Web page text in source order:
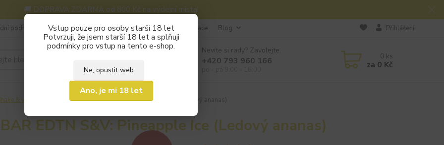
🚚 DOPRAVA ZDARMA od 800 Kč na výdejní místa!
Vstup pouze pro osoby starší 18 let
Potvrzuji, že jsem starší 18 let a splňuji
podmínky pro vstup na tento e-shop.
Ne, opustit web
Ano, je mi 18 let
podmínky Kontakty Často kladené otázky (FAQ) Reklamace Blog Přihlášení
Nevíte si rady? Zavolejte.
+420 793 960 166 0 ks
za 0 Kč
& vape Riot BAR EDTN S&V: Pineapple Ice (Ledový ananas)
EDTN S&V: Pineapple Ice (Ledový ananas)